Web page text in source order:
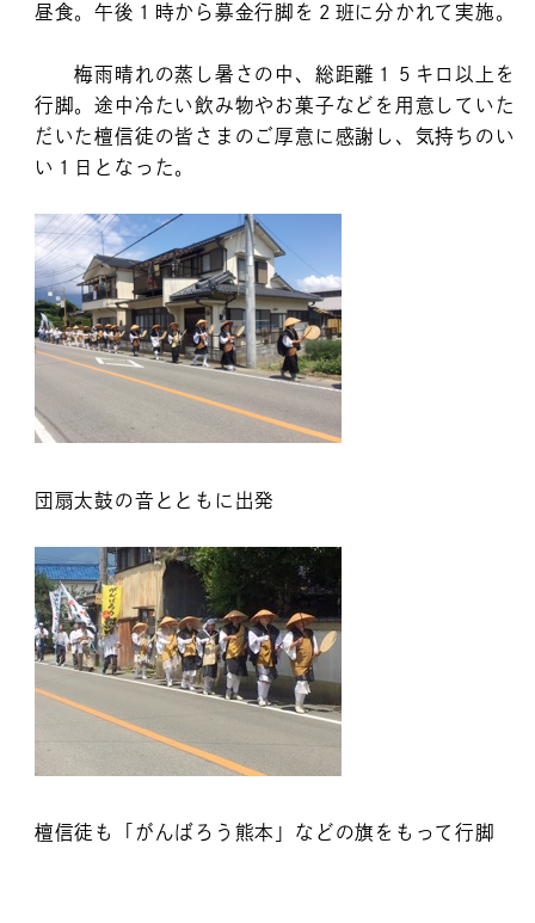
昼食。午後１時から募金行脚を２班に分かれて実施。
梅雨晴れの蒸し暑さの中、総距離１５キロ以上を
行脚。途中冷たい飲み物やお菓子などを用意していた
だいた檀信徒の皆さまのご厚意に感謝し、気持ちのい
い１日となった。
団扇太鼓の音とともに出発
檀信徒も「がんばろう熊本」などの旗をもって行脚